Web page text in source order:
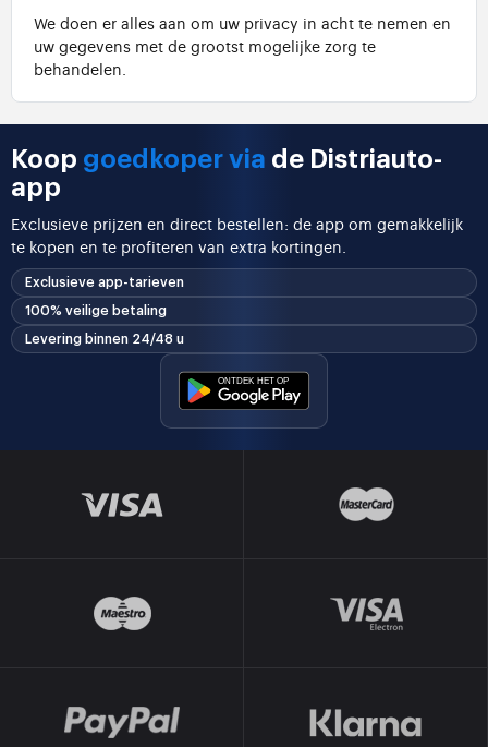
We doen er alles aan om uw privacy in acht te nemen en
uw gegevens met de grootst mogelijke zorg te
behandelen.
Koop goedkoper via de Distriauto-
app
Exclusieve prijzen en direct bestellen: de app om gemakkelijk
te kopen en te profiteren van extra kortingen.
Exclusieve app-tarieven
100% veilige betaling
Levering binnen 24/48 u